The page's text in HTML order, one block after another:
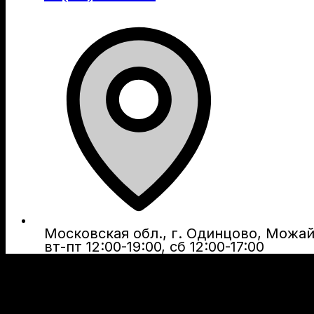
Московская обл., г. Одинцово,
вт-пт 12:00-19:00, сб 12:00-17:00